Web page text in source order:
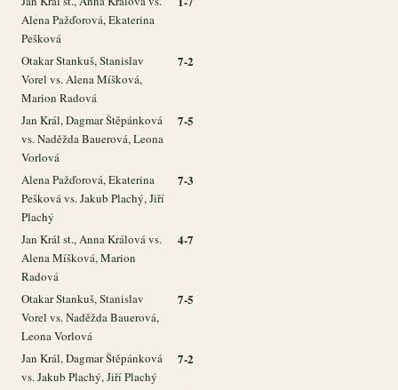
Alena Pažďorová, Ekaterina
Pešková
Otakar Stankuš, Stanislav
Vorel vs. Alena Míšková,
Marion Radová
7-2
Jan Král, Dagmar Štěpánková
vs. Naděžda Bauerová, Leona
Vorlová
7-5
Alena Pažďorová, Ekaterina
Pešková vs. Jakub Plachý, Jiří
Plachý
7-3
Jan Král st., Anna Králová vs.
Alena Míšková, Marion
Radová
4-7
Otakar Stankuš, Stanislav
Vorel vs. Naděžda Bauerová,
Leona Vorlová
7-5
Jan Král, Dagmar Štěpánková
vs. Jakub Plachý, Jiří Plachý
7-2